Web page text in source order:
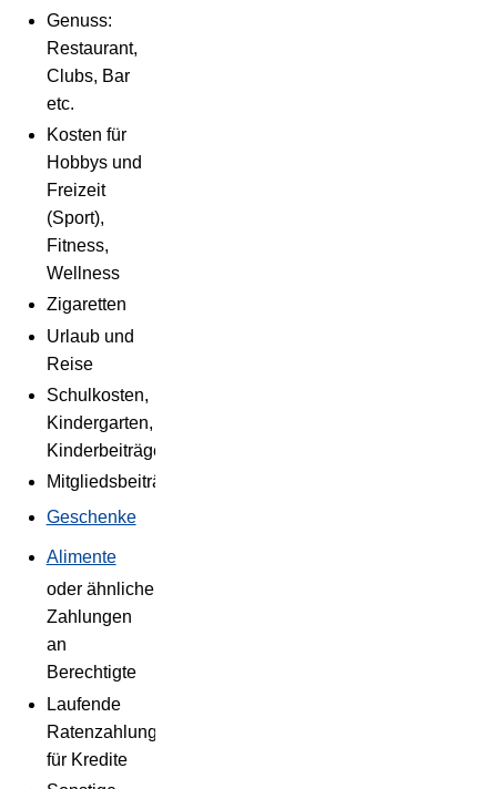
Genuss:
Restaurant,
Clubs, Bar
etc.
Kosten für
Hobbys und
Freizeit
(Sport),
Fitness,
Wellness
Zigaretten
Urlaub und
Reise
Schulkosten,
Kindergarten,
Kinderbeiträge
Mitgliedsbeiträge
Geschenke
Alimente
oder ähnliche
Zahlungen
an
Berechtigte
Laufende
Ratenzahlungen
für Kredite